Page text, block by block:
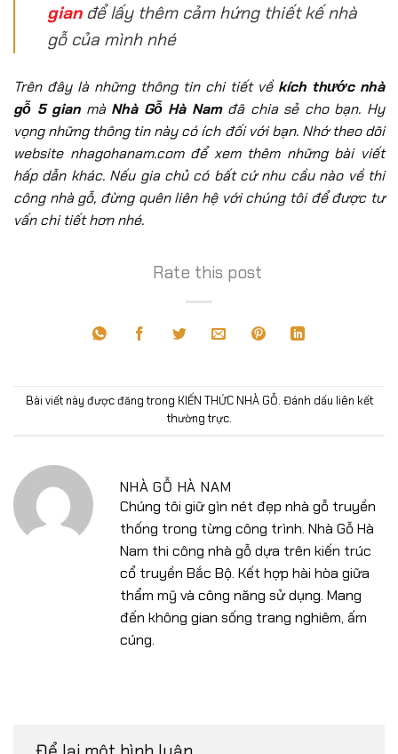
gianđể lấy thêm cảm hứng thiết kế nhà
gỗ của mình nhé
Trên đây là những thông tin chi tiết về kích thước nhà
gỗ 5 gianmà Nhà Gỗ Hà Namđã chia sẻ cho bạn. Hy
vọng những thông tin này có ích đối với bạn. Nhớ theo dõi
website nhagohanam.com để xem thêm những bài viết
hấp dẫn khác. Nếu gia chủ có bất cứ nhu cầu nào về thi
công nhà gỗ, đừng quên liên hệ với chúng tôi để được tư
vấn chi tiết hơn nhé.
Rate this post
Bài viết này được đăng trong KIẾN THỨC NHÀ GỖ. Đánh dấu liên kết
thường trực.
NHÀ GỖ HÀ NAM
Chúng tôi giữ gìn nét đẹp nhà gỗ truyền
thống trong từng công trình. Nhà Gỗ Hà
Nam thi công nhà gỗ dựa trên kiến trúc
cổ truyền Bắc Bộ. Kết hợp hài hòa giữa
thẩm mỹ và công năng sử dụng. Mang
đến không gian sống trang nghiêm, ấm
cúng.